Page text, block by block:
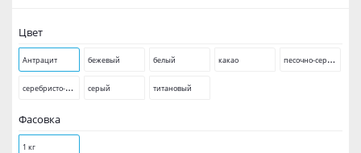
Цвет
Антрацит бежевый белый какао п
есочно-серый
с
еребристо-серый серый титановый
Фасовка
1 кг